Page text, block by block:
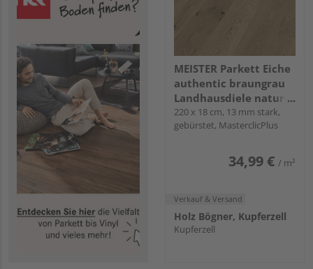
MEISTER Parkett Eiche
authentic braungrau
Landhausdiele natur-
geölt - PD 400 Longlife
220 x 18 cm, 13 mm stark,
gebürstet, MasterclicPlus
34,99 € / m²
Verkauf & Versand
Holz Bögner, Kupferzell
Kupferzell